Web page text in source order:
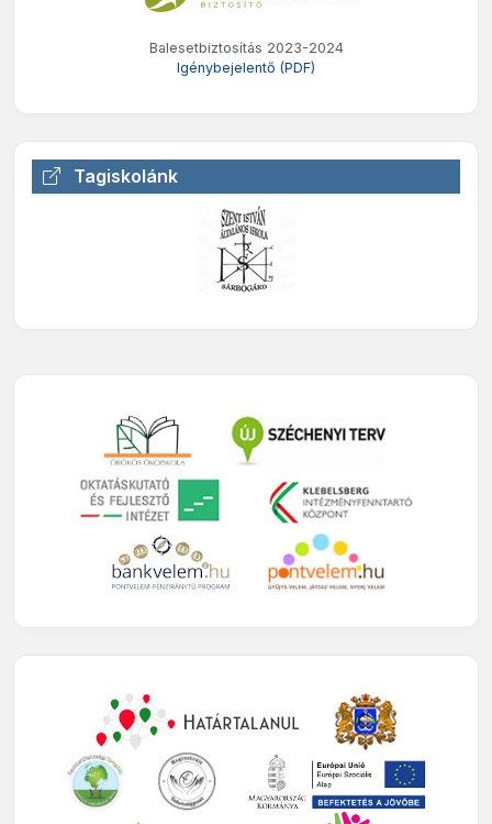
Balesetbiztosítás 2023-2024
Igénybejelentő (PDF)
Tagiskolánk